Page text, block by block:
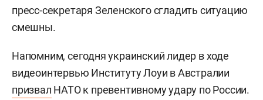
пресс-секретаря Зеленского сгладить ситуацию
смешны.
Напомним, сегодня украинский лидер в ходе
видеоинтервью Институту Лоуи в Австралии
призвал НАТО к превентивному удару по России.